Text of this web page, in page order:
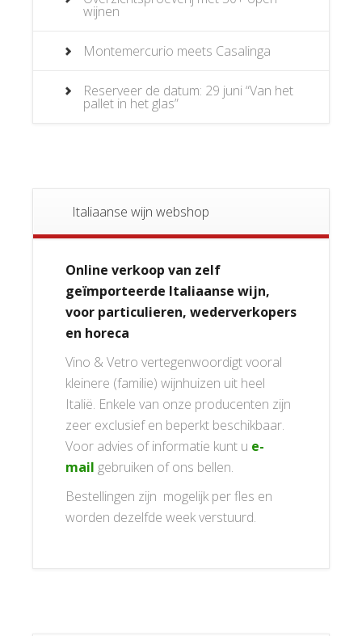
wijnen
Montemercurio meets Casalinga
Reserveer de datum: 29 juni “Van het
pallet in het glas”
Italiaanse wijn webshop
Online verkoop van zelf
geïmporteerde Italiaanse wijn,
voor particulieren, wederverkopers
en horeca
Vino & Vetro vertegenwoordigt vooral
kleinere (familie) wijnhuizen uit heel
Italië. Enkele van onze producenten zijn
zeer exclusief en beperkt beschikbaar.
Voor advies of informatie kunt u e-
mail gebruiken of ons bellen.
Bestellingen zijn mogelijk per fles en
worden dezelfde week verstuurd.